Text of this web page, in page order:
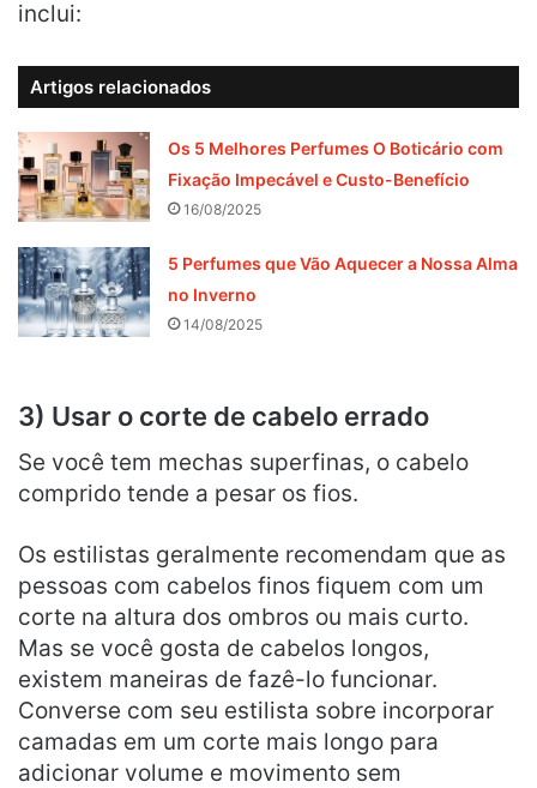
inclui:
Artigos relacionados
Os 5 Melhores Perfumes O Boticário com
Fixação Impecável e Custo-Benefício
16/08/2025
5 Perfumes que Vão Aquecer a Nossa Alma
no Inverno
14/08/2025
3) Usar o corte de cabelo errado
Se você tem mechas superfinas, o cabelo
comprido tende a pesar os fios.
Os estilistas geralmente recomendam que as
pessoas com cabelos finos fiquem com um
corte na altura dos ombros ou mais curto.
Mas se você gosta de cabelos longos,
existem maneiras de fazê-lo funcionar.
Converse com seu estilista sobre incorporar
camadas em um corte mais longo para
adicionar volume e movimento sem